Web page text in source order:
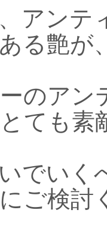
アンテ
る艶が
のアン
ても素
でいく
ご検討